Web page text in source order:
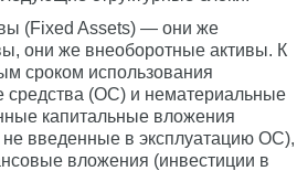
(Fixed Assets) — они же
они же внеоборотные активы. К
сроком использования
средства (ОС) и нематериальные
капитальные вложения
введенные в эксплуатацию ОС),
вложения (инвестиции в